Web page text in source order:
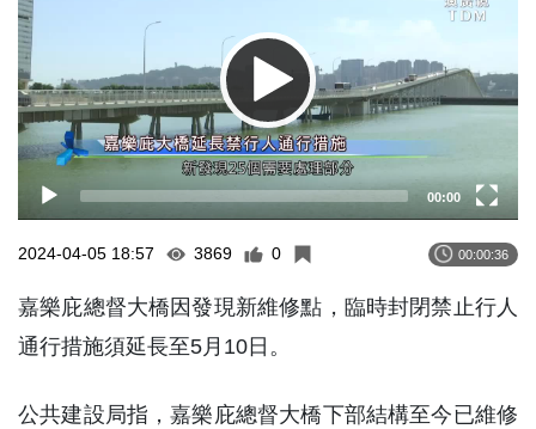
00:00
2024-04-05 18:57 3869 0 00:00:36
嘉樂庇總督大橋因發現新維修點，臨時封閉禁止行人
通行措施須延長至5月10日。
公共建設局指，嘉樂庇總督大橋下部結構至今已維修